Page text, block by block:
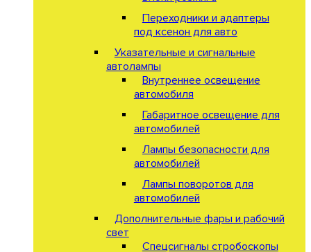
Переходники и адаптеры
под ксенон для авто
Указательные и сигнальные
автолампы
Внутреннее освещение
автомобиля
Габаритное освещение для
автомобилей
Лампы безопасности для
автомобилей
Лампы поворотов для
автомобилей
Дополнительные фары и рабочий
свет
Спецсигналы стробоскопы